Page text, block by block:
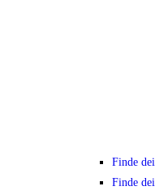
Finde
Finde